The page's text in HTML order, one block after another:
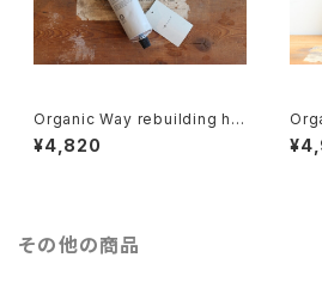
Organic Way rebuilding hai
r mask[ダメージヘア トリート
メント]
¥4,820
ir
へ]
その他の商品